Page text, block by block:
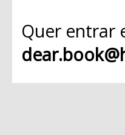
Quer entrar